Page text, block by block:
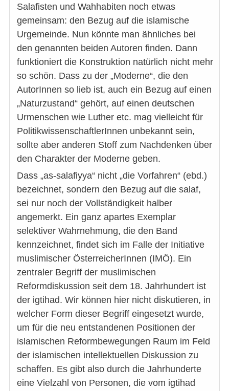
Salafisten und Wahhabiten noch etwas
gemeinsam: den Bezug auf die islamische
Urgemeinde. Nun könnte man ähnliches bei
den genannten beiden Autoren finden. Dann
funktioniert die Konstruktion natürlich nicht mehr
so schön. Dass zu der „Moderne“, die den
AutorInnen so lieb ist, auch ein Bezug auf einen
„Naturzustand“ gehört, auf einen deutschen
Urmenschen wie Luther etc. mag vielleicht für
PolitikwissenschaftlerInnen unbekannt sein,
sollte aber anderen Stoff zum Nachdenken über
den Charakter der Moderne geben.
Dass „as-salafiyya“ nicht „die Vorfahren“ (ebd.)
bezeichnet, sondern den Bezug auf die salaf,
sei nur noch der Vollständigkeit halber
angemerkt. Ein ganz apartes Exemplar
selektiver Wahrnehmung, die den Band
kennzeichnet, findet sich im Falle der Initiative
muslimischer ÖsterreicherInnen (IMÖ). Ein
zentraler Begriff der muslimischen
Reformdiskussion seit dem 18. Jahrhundert ist
der igtihad. Wir können hier nicht diskutieren, in
welcher Form dieser Begriff eingesetzt wurde,
um für die neu entstandenen Positionen der
islamischen Reformbewegungen Raum im Feld
der islamischen intellektuellen Diskussion zu
schaffen. Es gibt also durch die Jahrhunderte
eine Vielzahl von Personen, die vom igtihad